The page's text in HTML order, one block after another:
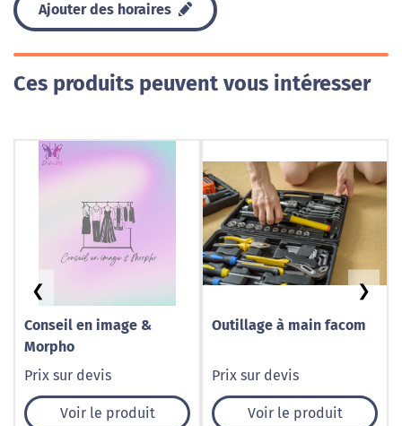
Ajouter des horaires
Ces produits peuvent vous intéresser
Conseil en image &
Morpho
Prix sur devis
Voir le produit
Outillage à main facom
Prix sur devis
Voir le produit
❮ ❯